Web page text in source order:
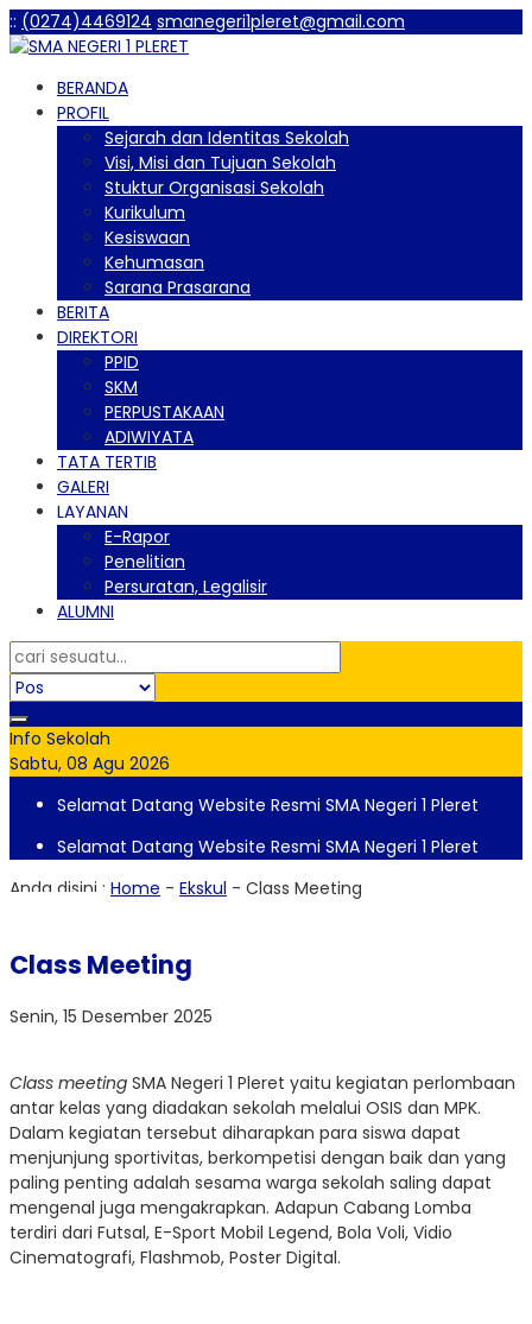
:: (0274)4469124 smanegeri1pleret@gmail.com
BERANDA
PROFIL
Sejarah dan Identitas Sekolah
Visi, Misi dan Tujuan Sekolah
Stuktur Organisasi Sekolah
Kurikulum
Kesiswaan
Kehumasan
Sarana Prasarana
BERITA
DIREKTORI
PPID
SKM
PERPUSTAKAAN
ADIWIYATA
TATA TERTIB
GALERI
LAYANAN
E-Rapor
Penelitian
Persuratan, Legalisir
ALUMNI
Info Sekolah
Sabtu, 08 Agu 2026
Selamat Datang Website Resmi SMA Negeri 1 Pleret
Selamat Datang Website Resmi SMA Negeri 1 Pleret
Anda disini : Home - Ekskul - Class Meeting
Class Meeting
Senin, 15 Desember 2025
Class meeting SMA Negeri 1 Pleret yaitu kegiatan perlombaan
antar kelas yang diadakan sekolah melalui OSIS dan MPK.
Dalam kegiatan tersebut diharapkan para siswa dapat
menjunjung sportivitas, berkompetisi dengan baik dan yang
paling penting adalah sesama warga sekolah saling dapat
mengenal juga mengakrapkan. Adapun Cabang Lomba
terdiri dari Futsal, E-Sport Mobil Legend, Bola Voli, Vidio
Cinematografi, Flashmob, Poster Digital.